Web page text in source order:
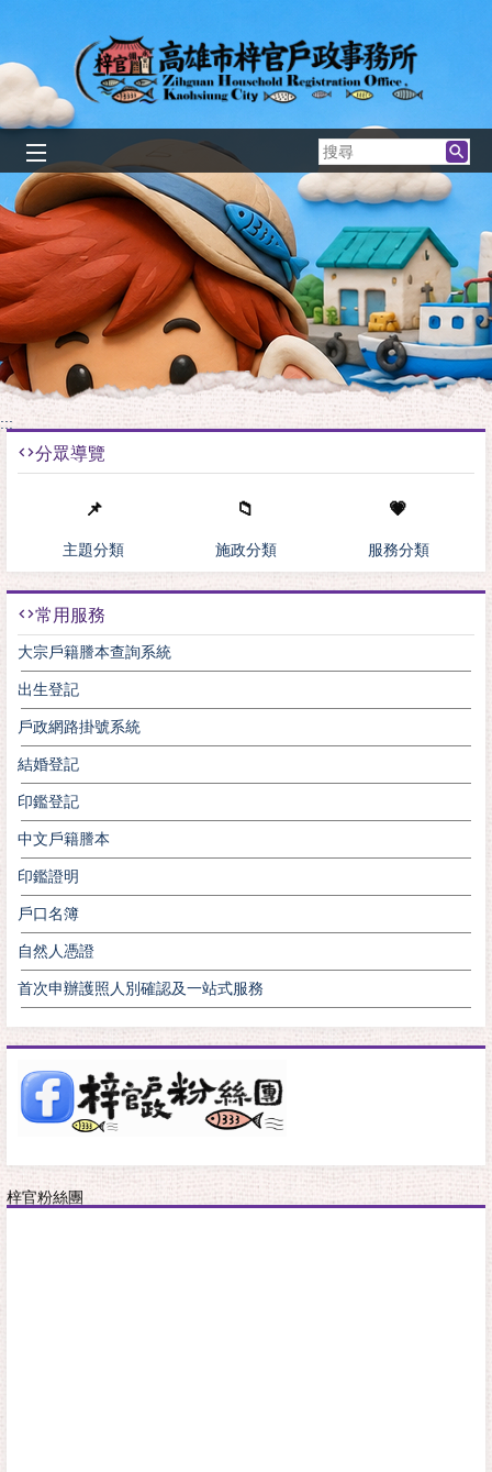
搜
尋
:::
分眾導覽
📌 📁 💗
主題分類 施政分類 服務分類
常用服務
大宗戶籍謄本查詢系統
出生登記
戶政網路掛號系統
結婚登記
印鑑登記
中文戶籍謄本
印鑑證明
戶口名簿
自然人憑證
首次申辦護照人別確認及一站式服務
梓官粉絲團